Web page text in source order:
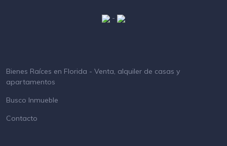
-
Bienes Raíces en Florida - Venta, alquiler de casas y
apartamentos
Busco Inmueble
Contacto